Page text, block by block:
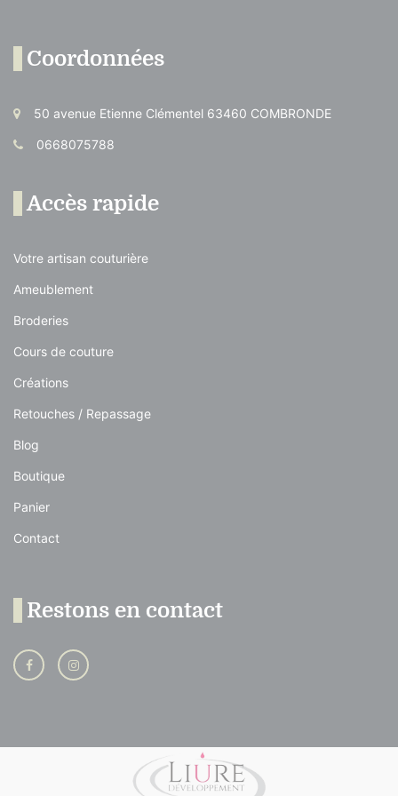
Coordonnées
50 avenue Etienne Clémentel 63460 COMBRONDE
0668075788
Accès rapide
Votre artisan couturière
Ameublement
Broderies
Cours de couture
Créations
Retouches / Repassage
Blog
Boutique
Panier
Contact
Restons en contact